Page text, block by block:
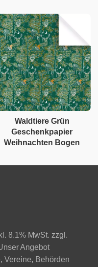
Waldtiere Grün
Geschenkpapier
Weihnachten Bogen
8.1% MwSt. zzgl.
Angebot
Vereine, Behörden